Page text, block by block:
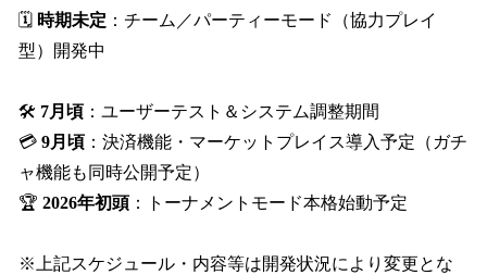
🗓 時期未定 ：チーム／パーティーモード（協力プレイ
型）開発中
🛠 7月頃 ：ユーザーテスト＆システム調整期間
💳 9月頃 ：決済機能・マーケットプレイス導入予定（ガチ
ャ機能も同時公開予定）
🏆 2026年初頭 ：トーナメントモード本格始動予定
※上記スケジュール・内容等は開発状況により変更とな